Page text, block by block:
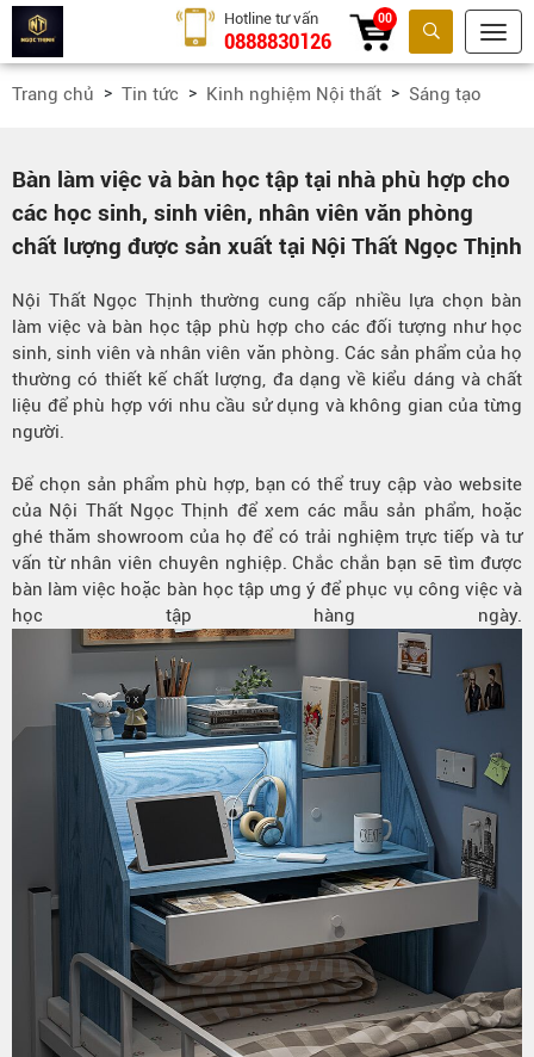
Tìm kiếm
Hotline tư vấn
0888830126
00
Trang chủ Tin tức Kinh nghiệm Nội thất Sáng tạo
Bàn làm việc và bàn học tập tại nhà phù hợp cho
các học sinh, sinh viên, nhân viên văn phòng
chất lượng được sản xuất tại Nội Thất Ngọc Thịnh
Nội Thất Ngọc Thịnh thường cung cấp nhiều lựa chọn bàn
làm việc và bàn học tập phù hợp cho các đối tượng như học
sinh, sinh viên và nhân viên văn phòng. Các sản phẩm của họ
thường có thiết kế chất lượng, đa dạng về kiểu dáng và chất
liệu để phù hợp với nhu cầu sử dụng và không gian của từng
người.
Để chọn sản phẩm phù hợp, bạn có thể truy cập vào website
của Nội Thất Ngọc Thịnh để xem các mẫu sản phẩm, hoặc
ghé thăm showroom của họ để có trải nghiệm trực tiếp và tư
vấn từ nhân viên chuyên nghiệp. Chắc chắn bạn sẽ tìm được
bàn làm việc hoặc bàn học tập ưng ý để phục vụ công việc và
học tập hàng ngày.